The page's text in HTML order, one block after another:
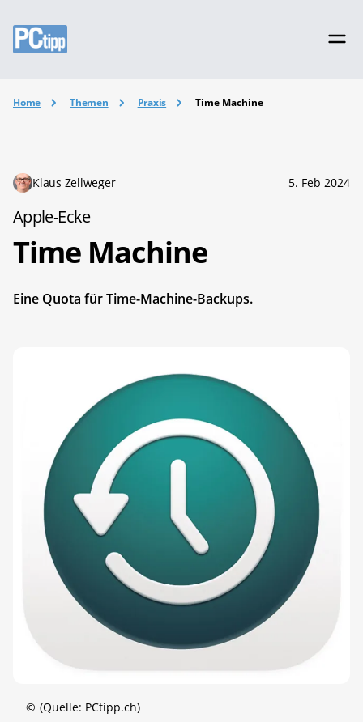
Home Themen Praxis Time Machine
Klaus Zellweger 5. Feb 2024
Apple-Ecke
Time Machine
Eine Quota für Time-Machine-Backups.
© (Quelle: PCtipp.ch)